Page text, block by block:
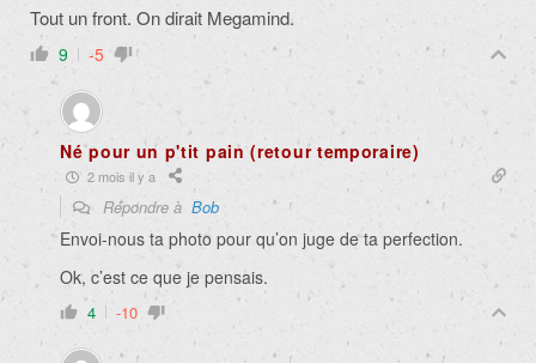
Tout un front. On dirait Megamind.
9 -5
Né pour un p'tit pain (retour temporaire)
2 mois il y a
Répondre à Bob
Envoi-nous ta photo pour qu’on juge de ta perfection.
Ok, c’est ce que je pensais.
4 -10